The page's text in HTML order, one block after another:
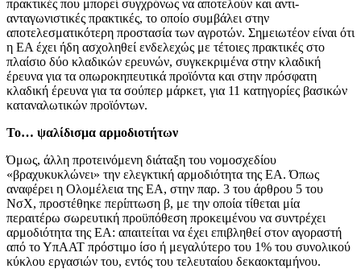
πρακτικές που μπορεί συγχρόνως να αποτελούν και αντι-
ανταγωνιστικές πρακτικές, το οποίο συμβάλει στην
αποτελεσματικότερη προστασία των αγροτών. Σημειωτέον είναι ότι
η ΕΑ έχει ήδη ασχοληθεί ενδελεχώς με τέτοιες πρακτικές στο
πλαίσιο δύο κλαδικών ερευνών, συγκεκριμένα στην κλαδική
έρευνα για τα οπωροκηπευτικά προϊόντα και στην πρόσφατη
κλαδική έρευνα για τα σούπερ μάρκετ, για 11 κατηγορίες βασικών
καταναλωτικών προϊόντων.
Το… ψαλίδισμα αρμοδιοτήτων
Όμως, άλλη προτεινόμενη διάταξη του νομοσχεδίου
«βραχυκυκλώνει» την ελεγκτική αρμοδιότητα της ΕΑ. Όπως
αναφέρει η Ολομέλεια της ΕΑ, στην παρ. 3 του άρθρου 5 του
ΝσΧ, προστέθηκε περίπτωση β, με την οποία τίθεται μία
περαιτέρω σωρευτική προϋπόθεση προκειμένου να συντρέχει
αρμοδιότητα της ΕΑ: απαιτείται να έχει επιβληθεί στον αγοραστή
από το ΥπΑΑΤ πρόστιμο ίσο ή μεγαλύτερο του 1% του συνολικού
κύκλου εργασιών του, εντός του τελευταίου δεκαοκταμήνου.